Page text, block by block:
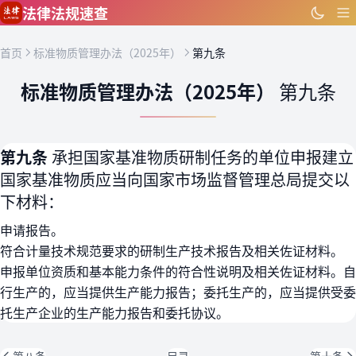
跳到主要内容
法律法规速查
首页 标准物质管理办法（2025年） 第九条
标准物质管理办法（2025年） 第九条
第九条 承担国家基准物质研制任务的单位申报建立
国家基准物质应当向国家市场监督管理总局提交以
下材料：
申请报告。
符合计量技术规范要求的研制生产技术报告及相关佐证材料。
申报单位资质和基本能力条件的符合性说明及相关佐证材料。自
行生产的，应当提供生产能力报告；委托生产的，应当提供受委
托生产企业的生产能力报告和委托协议。